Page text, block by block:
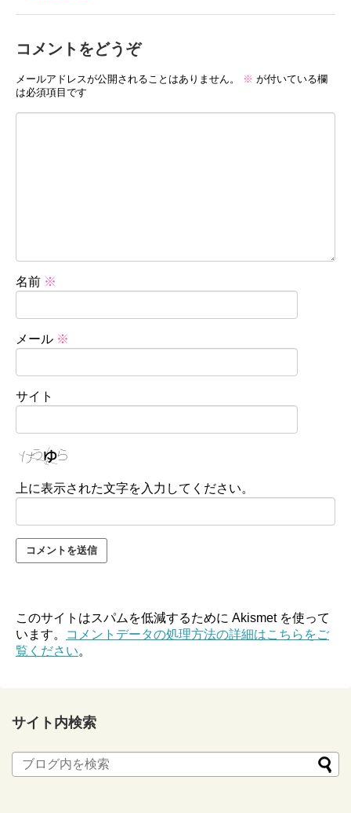
コメントをどうぞ
メールアドレスが公開されることはありません。 ※ が付いている欄
は必須項目です
名前 ※
メール ※
サイト
上に表示された文字を入力してください。
このサイトはスパムを低減するために Akismet を使って
います。
コメントデータの処理方法の詳細はこちらをご
覧ください。
サイト内検索